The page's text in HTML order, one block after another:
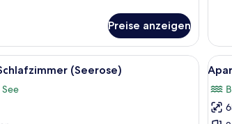
Preise anzeigen
3
(Lilie)
| FlachbildfernseherApartment, 1 Schlafzimmer (Seerose) |
(Seerose)
Alle
für
7